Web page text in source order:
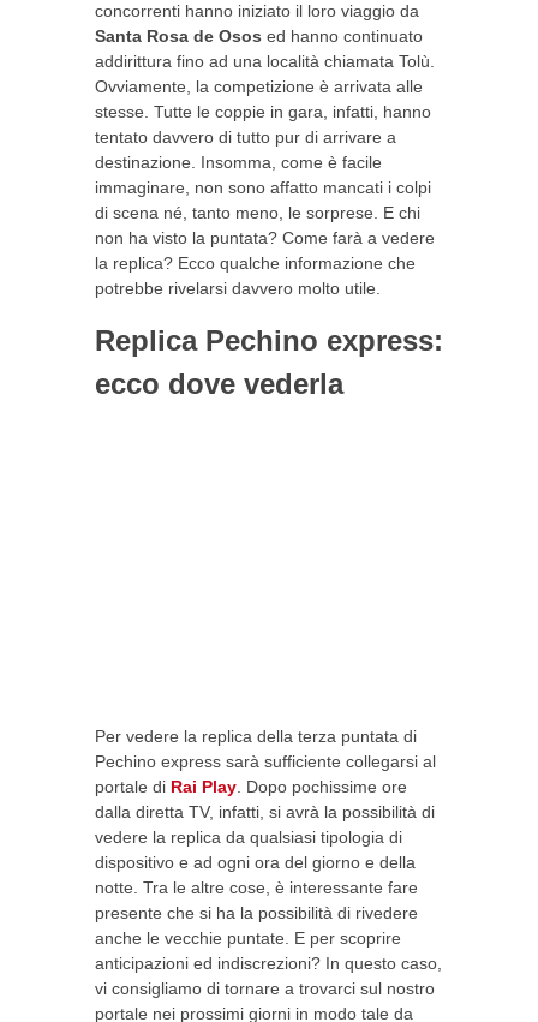
concorrenti hanno iniziato il loro viaggio da
Santa Rosa de Osos ed hanno continuato
addirittura fino ad una località chiamata Tolù.
Ovviamente, la competizione è arrivata alle
stesse. Tutte le coppie in gara, infatti, hanno
tentato davvero di tutto pur di arrivare a
destinazione. Insomma, come è facile
immaginare, non sono affatto mancati i colpi
di scena né, tanto meno, le sorprese. E chi
non ha visto la puntata? Come farà a vedere
la replica? Ecco qualche informazione che
potrebbe rivelarsi davvero molto utile.
Replica Pechino express:
ecco dove vederla
Per vedere la replica della terza puntata di
Pechino express sarà sufficiente collegarsi al
portale di Rai Play . Dopo pochissime ore
dalla diretta TV, infatti, si avrà la possibilità di
vedere la replica da qualsiasi tipologia di
dispositivo e ad ogni ora del giorno e della
notte. Tra le altre cose, è interessante fare
presente che si ha la possibilità di rivedere
anche le vecchie puntate. E per scoprire
anticipazioni ed indiscrezioni? In questo caso,
vi consigliamo di tornare a trovarci sul nostro
portale nei prossimi giorni in modo tale da